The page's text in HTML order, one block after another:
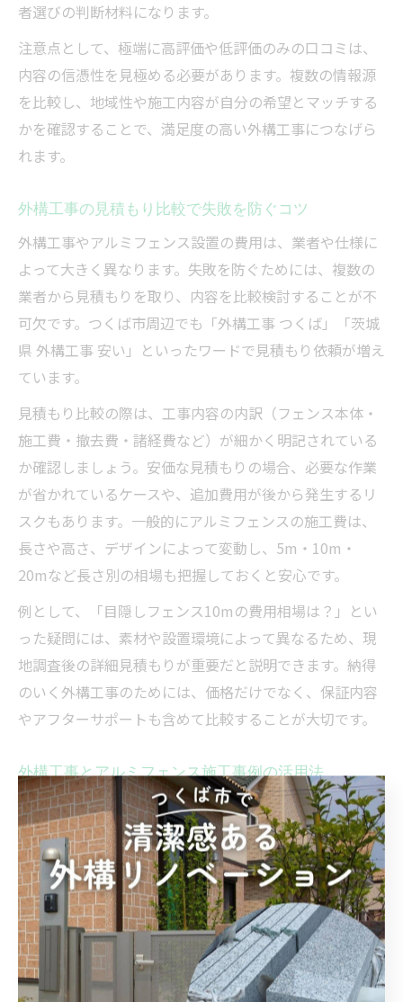
者選びの判断材料になります。
注意点として、極端に高評価や低評価のみの口コミは、
内容の信憑性を見極める必要があります。複数の情報源
を比較し、地域性や施工内容が自分の希望とマッチする
かを確認することで、満足度の高い外構工事につなげら
れます。
外構工事の見積もり比較で失敗を防ぐコツ
外構工事やアルミフェンス設置の費用は、業者や仕様に
よって大きく異なります。失敗を防ぐためには、複数の
業者から見積もりを取り、内容を比較検討することが不
可欠です。つくば市周辺でも「外構工事 つくば」「茨城
県 外構工事 安い」といったワードで見積もり依頼が増え
ています。
見積もり比較の際は、工事内容の内訳（フェンス本体・
施工費・撤去費・諸経費など）が細かく明記されている
か確認しましょう。安価な見積もりの場合、必要な作業
が省かれているケースや、追加費用が後から発生するリ
スクもあります。一般的にアルミフェンスの施工費は、
長さや高さ、デザインによって変動し、5m・10m・
20mなど長さ別の相場も把握しておくと安心です。
例として、「目隠しフェンス10mの費用相場は？」とい
った疑問には、素材や設置環境によって異なるため、現
地調査後の詳細見積もりが重要だと説明できます。納得
のいく外構工事のためには、価格だけでなく、保証内容
やアフターサポートも含めて比較することが大切です。
外構工事とアルミフェンス施工事例の活用法
外構工事やアルミフェンスの施工事例は、失敗を避けて
理想の外構を実現するための有力な参考資料です。つく
ば市や近隣地域での実績が豊富な業者のホームページや
SNSには、施工前後の写真や導入事例が多数掲載されて
います。これらを活用することで、実際の仕上がりや使
い勝手、デザインのイメージが具体的につかめます。
事例を見る際は、「どのような住宅にどんなアルミフェ